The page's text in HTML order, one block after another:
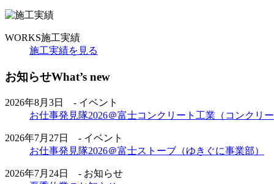
WORKS施工実績
施工実績を見る
お知らせWhat’s new
2026年8月3日 - イベント
お仕事発見隊2026＠富士コンクリート工業（コンクリー
2026年7月27日 - イベント
お仕事発見隊2026＠富士ストーブ（ゆきぐに事業部）
2026年7月24日 - お知らせ